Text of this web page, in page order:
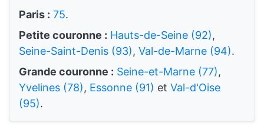
Paris : 75.
Petite couronne : Hauts-de-Seine (92),
Seine-Saint-Denis (93), Val-de-Marne (94).
Grande couronne : Seine-et-Marne (77),
Yvelines (78), Essonne (91) et Val-d'Oise
(95).